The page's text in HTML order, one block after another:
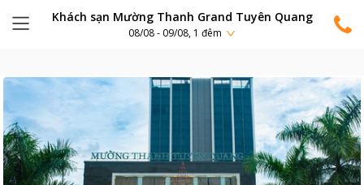
Khách sạn Mường Thanh Grand Tuyên Quang
08/08 - 09/08, 1 đêm